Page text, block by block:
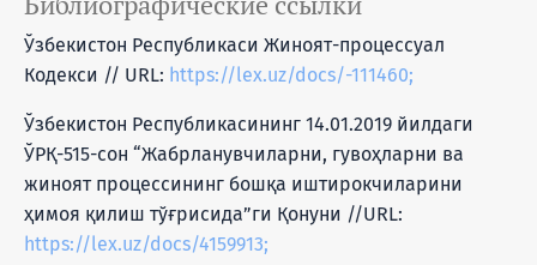
Ўзбекистон Республикаси Жиноят-процессуал
Кодекси // URL: https://lex.uz/docs/-111460;
Ўзбекистон Республикасининг 14.01.2019 йилдаги
ЎРҚ-515-сон “Жабрланувчиларни, гувоҳларни ва
жиноят процессининг бошқа иштирокчиларини
ҳимоя қилиш тўғрисида”ги Қонуни //URL:
https://lex.uz/docs/4159913;